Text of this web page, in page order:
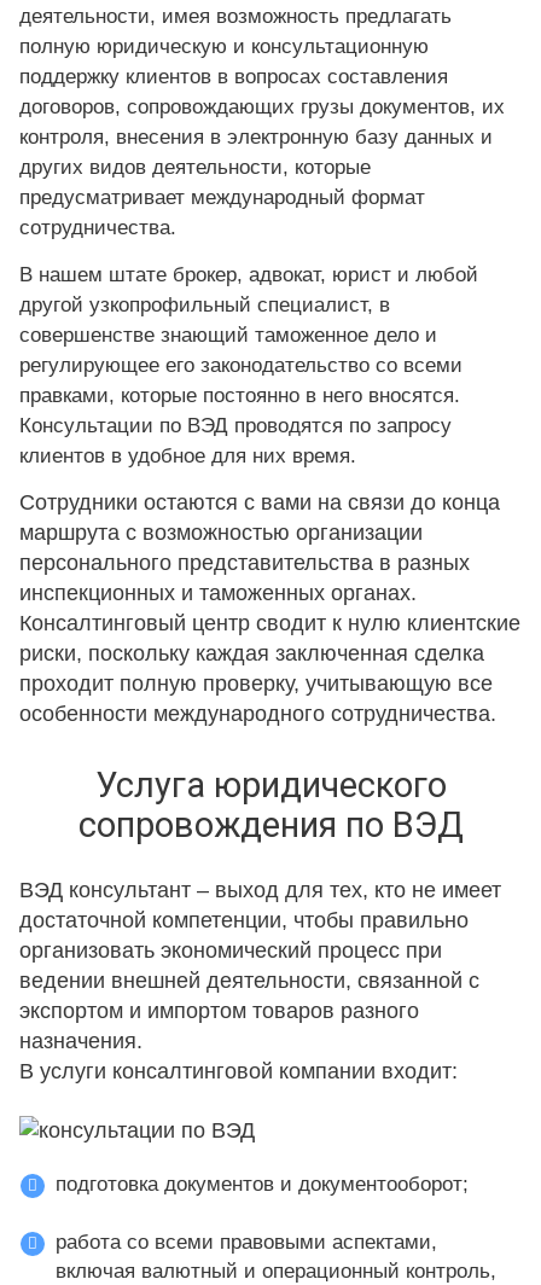
деятельности, имея возможность предлагать
полную юридическую и консультационную
поддержку клиентов в вопросах составления
договоров, сопровождающих грузы документов, их
контроля, внесения в электронную базу данных и
других видов деятельности, которые
предусматривает международный формат
сотрудничества.
В нашем штате брокер, адвокат, юрист и любой
другой узкопрофильный специалист, в
совершенстве знающий таможенное дело и
регулирующее его законодательство со всеми
правками, которые постоянно в него вносятся.
Консультации по ВЭД проводятся по запросу
клиентов в удобное для них время.
Сотрудники остаются с вами на связи до конца
маршрута с возможностью организации
персонального представительства в разных
инспекционных и таможенных органах.
Консалтинговый центр сводит к нулю клиентские
риски, поскольку каждая заключенная сделка
проходит полную проверку, учитывающую все
особенности международного сотрудничества.
Услуга юридического
сопровождения по ВЭД
ВЭД консультант – выход для тех, кто не имеет
достаточной компетенции, чтобы правильно
организовать экономический процесс при
ведении внешней деятельности, связанной с
экспортом и импортом товаров разного
назначения.
В услуги консалтинговой компании входит:
подготовка документов и документооборот;
работа со всеми правовыми аспектами,
включая валютный и операционный контроль,